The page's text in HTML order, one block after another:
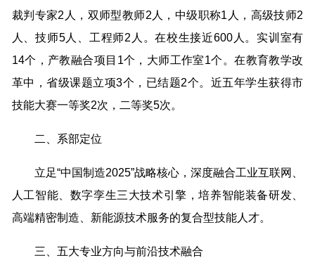
裁判专家2人，双师型教师2人，中级职称1人，高级技师2
人、技师5人、工程师2人。在校生接近600人。实训室有
14个，产教融合项目1个，大师工作室1个。在教育教学改
革中，省级课题立项3个，已结题2个。近五年学生获得市
技能大赛一等奖2次，二等奖5次。
二、系部定位
立足“中国制造2025”战略核心，深度融合工业互联网、
人工智能、数字孪生三大技术引擎，培养智能装备研发、
高端精密制造、新能源技术服务的复合型技能人才。
三、五大专业方向与前沿技术融合